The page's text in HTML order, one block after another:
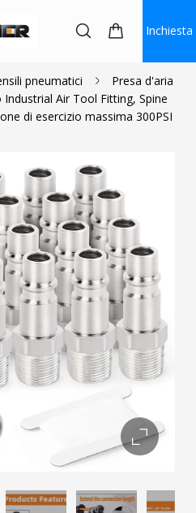
Inchiesta
pneumatici
Presa d'aria
Industrial Air Tool Fitting, Spine
di esercizio massima 300PSI